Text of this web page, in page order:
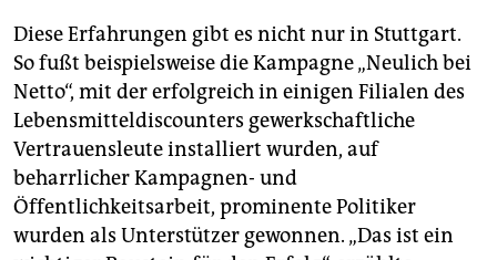
Diese Erfahrungen gibt es nicht nur in Stuttgart.
So fußt beispielsweise die Kampagne „Neulich bei
Netto“, mit der erfolgreich in einigen Filialen des
Lebensmitteldiscounters gewerkschaftliche
Vertrauensleute installiert wurden, auf
beharrlicher Kampagnen- und
Öffentlichkeitsarbeit, prominente Politiker
wurden als Unterstützer gewonnen. „Das ist ein